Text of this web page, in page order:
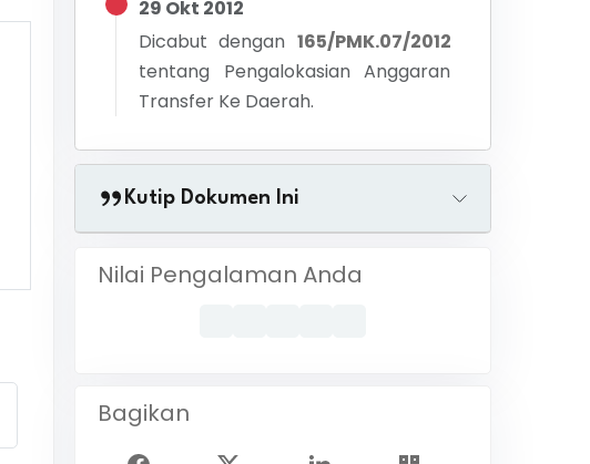
29 Okt 2012
Dicabut dengan 165/PMK.07/2012
tentang Pengalokasian Anggaran
Transfer Ke Daerah.
Kutip Dokumen Ini
Nilai Pengalaman Anda
Bagikan